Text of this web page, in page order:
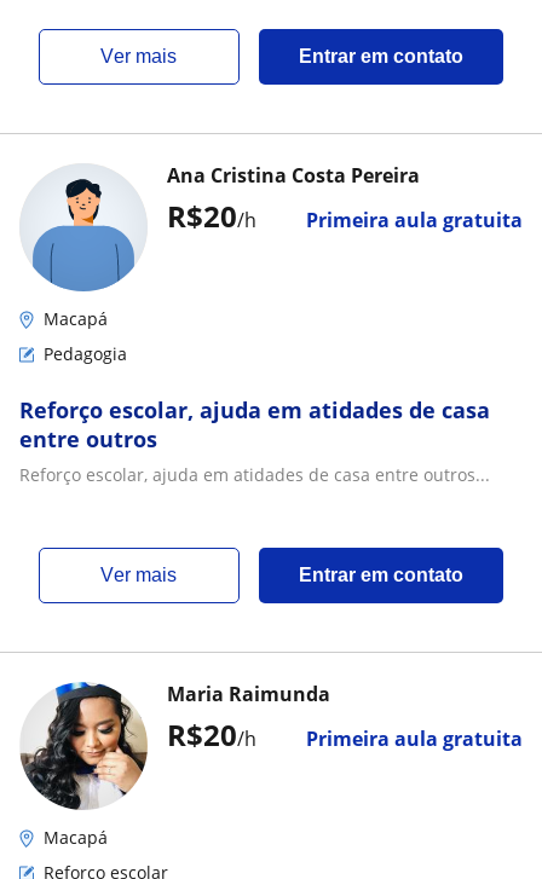
ver mais Entrar em contato
R$20/h Primeira aula gratuita
Ana Cristina Costa Pereira
Macapá
Pedagogia
Reforço escolar, ajuda em atidades de casa
entre outros
Reforço escolar, ajuda em atidades de casa entre outros...
ver mais Entrar em contato
R$20/h Primeira aula gratuita
Maria Raimunda
Macapá
Reforço escolar